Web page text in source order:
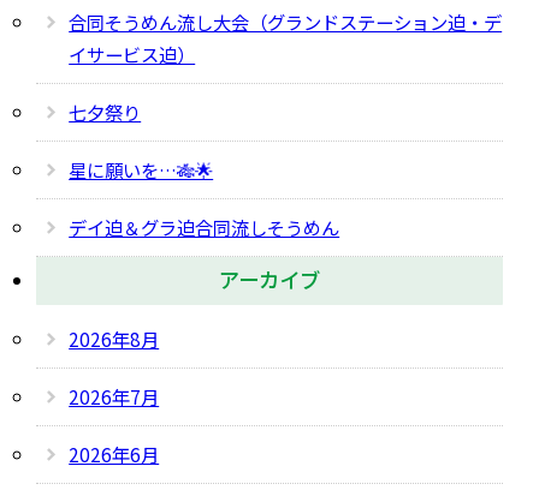
合同そうめん流し大会（グランドステーション迫・デ
イサービス迫）
七夕祭り
星に願いを…🎋🌟
デイ迫＆グラ迫合同流しそうめん
アーカイブ
2026年8月
2026年7月
2026年6月